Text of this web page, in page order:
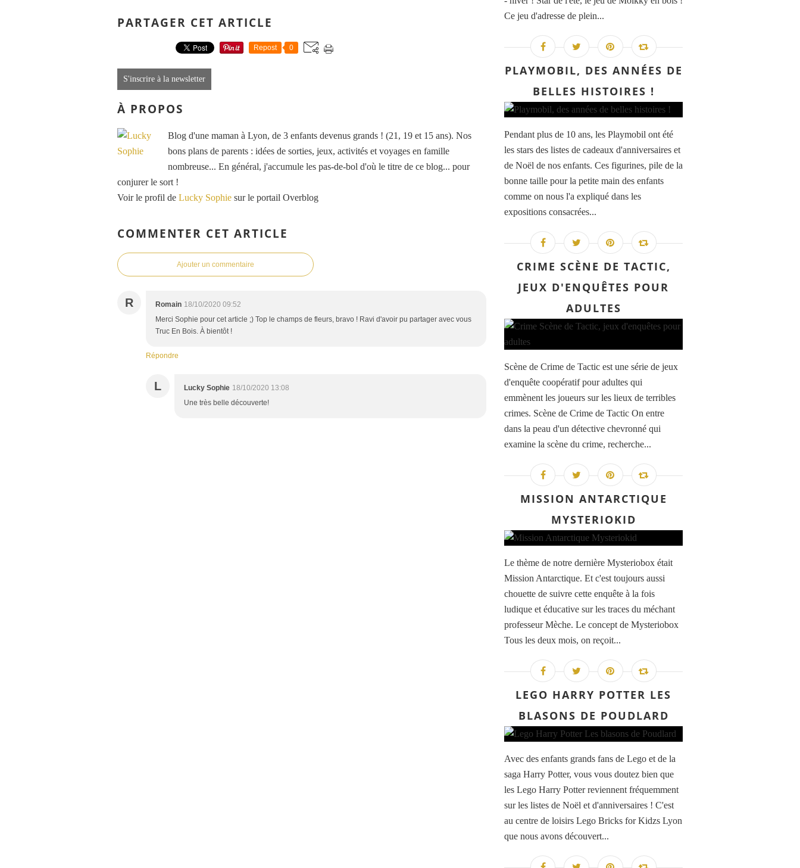
PARTAGER CET ARTICLE
Repost 0
S'inscrire à la newsletter
À PROPOS
Blog d'une maman à Lyon, de 3 enfants devenus grands ! (21, 19 et 15 ans). Nos
bons plans de parents : idées de sorties, jeux, activités et voyages en famille
nombreuse... En général, j'accumule les pas-de-bol d'où le titre de ce blog... pour
conjurer le sort !
Voir le profil de Lucky Sophie sur le portail Overblog
COMMENTER CET ARTICLE
Ajouter un commentaire
R Romain 18/10/2020 09:52
Merci Sophie pour cet article ;) Top le champs de fleurs, bravo ! Ravi d'avoir pu partager avec vous
Truc En Bois. À bientôt !
Répondre
L Lucky Sophie 18/10/2020 13:08
Une très belle découverte!
Ce jeu d'adresse de plein...
PLAYMOBIL, DES ANNÉES DE
BELLES HISTOIRES !
Pendant plus de 10 ans, les Playmobil ont été
les stars des listes de cadeaux d'anniversaires et
de Noël de nos enfants. Ces figurines, pile de la
bonne taille pour la petite main des enfants
comme on nous l'a expliqué dans les
expositions consacrées...
CRIME SCÈNE DE TACTIC,
JEUX D'ENQUÊTES POUR
ADULTES
Scène de Crime de Tactic est une série de jeux
d'enquête coopératif pour adultes qui
emmènent les joueurs sur les lieux de terribles
crimes. Scène de Crime de Tactic On entre
dans la peau d'un détective chevronné qui
examine la scène du crime, recherche...
MISSION ANTARCTIQUE
MYSTERIOKID
Le thème de notre dernière Mysteriobox était
Mission Antarctique. Et c'est toujours aussi
chouette de suivre cette enquête à la fois
ludique et éducative sur les traces du méchant
professeur Mèche. Le concept de Mysteriobox
Tous les deux mois, on reçoit...
LEGO HARRY POTTER LES
BLASONS DE POUDLARD
Avec des enfants grands fans de Lego et de la
saga Harry Potter, vous vous doutez bien que
les Lego Harry Potter reviennent fréquemment
sur les listes de Noël et d'anniversaires ! C'est
au centre de loisirs Lego Bricks for Kidzs Lyon
que nous avons découvert...